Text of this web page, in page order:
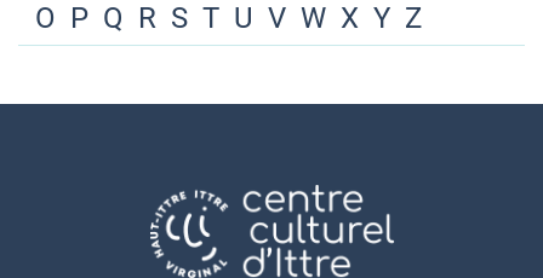
O P Q R S T U V W X Y Z